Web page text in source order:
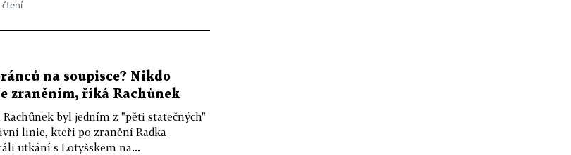
čtení
na soupisce? Nikdo
zraněním, říká Rachůnek
Rachůnek byl jedním z "pěti statečných"
linie, kteří po zranění Radka
utkání s Lotyšskem na...